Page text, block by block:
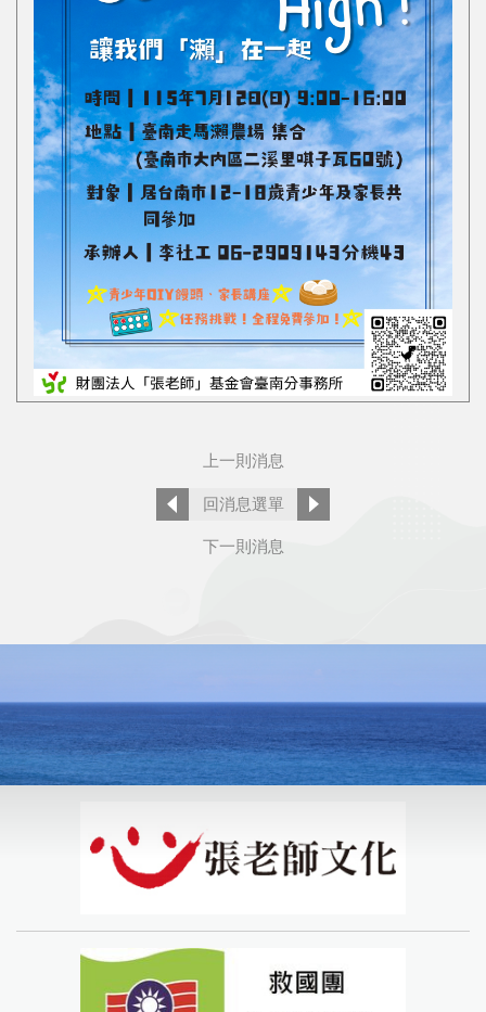
上一則消息
回消息選單
下一則消息